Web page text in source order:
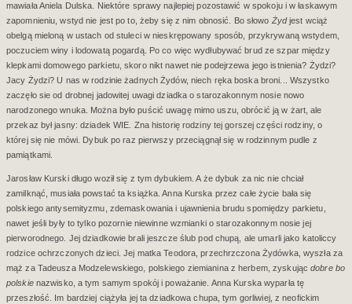
mawiała Aniela Dulska. Niektóre sprawy najlepiej pozostawić w spokoju i w łaskawym
zapomnieniu, wstyd nie jest po to, żeby się z nim obnosić. Bo słowo Żydjest wciąż
obelgą mieloną w ustach od stuleci w nieskrępowany sposób, przykrywaną wstydem,
poczuciem winy i lodowatą pogardą. Po co więc wydłubywać brud ze szpar między
klepkami domowego parkietu, skoro nikt nawet nie podejrzewa jego istnienia? Żydzi?
Jacy Żydzi? U nas w rodzinie żadnych Żydów, niech ręka boska broni... Wszystko
zaczęło sie od drobnej jadowitej uwagi dziadka o starozakonnym nosie nowo
narodzonego wnuka. Można było puścić uwagę mimo uszu, obrócić ją w żart, ale
przekaz był jasny: dziadek WIE. Zna historię rodziny tej gorszej części rodziny, o
której się nie mówi. Dybuk po raz pierwszy przeciągnął się w rodzinnym pudle z
pamiątkami.
Jarosław Kurski długo woził się z tym dybukiem. A że dybuk za nic nie chciał
zamilknąć, musiała powstać ta książka. Anna Kurska przez całe życie bała się
polskiego antysemityzmu, zdemaskowania i ujawnienia brudu spomiędzy parkietu,
nawet jeśli były to tylko pozornie niewinne wzmianki o starozakonnym nosie jej
pierworodnego. Jej dziadkowie brali jeszcze ślub pod chupą, ale umarli jako katoliccy
rodzice ochrzczonych dzieci. Jej matka Teodora, przechrzczona Żydówka, wyszła za
mąż za Tadeusza Modzelewskiego, polskiego ziemianina z herbem, zyskującdobre bo
polskienazwisko, a tym samym spokój i poważanie. Anna Kurska wyparła tę
przeszłość. Im bardziej ciążyła jej ta dziadkowa chupa, tym gorliwiej, z neofickim